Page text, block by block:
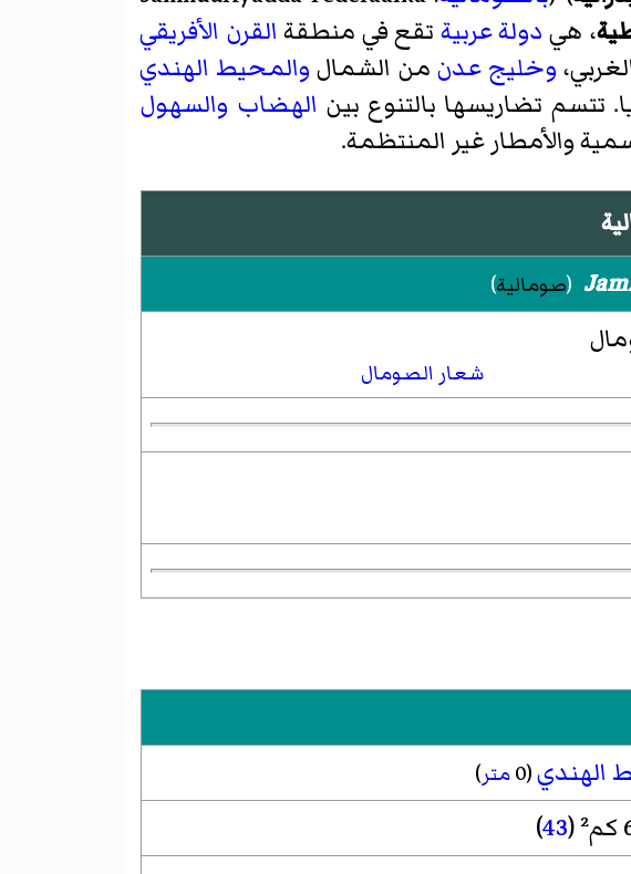
، هي دولة عربية تقع في منطقة القرن الأفريقي
وخليج عدن من الشمال والمحيط الهندي
تضاريسها بالتنوع بين الهضاب والسهول
والأمطار غير المنتظمة.
(صومالية)
شعار الصومال
الهندي(0 متر)
43
)